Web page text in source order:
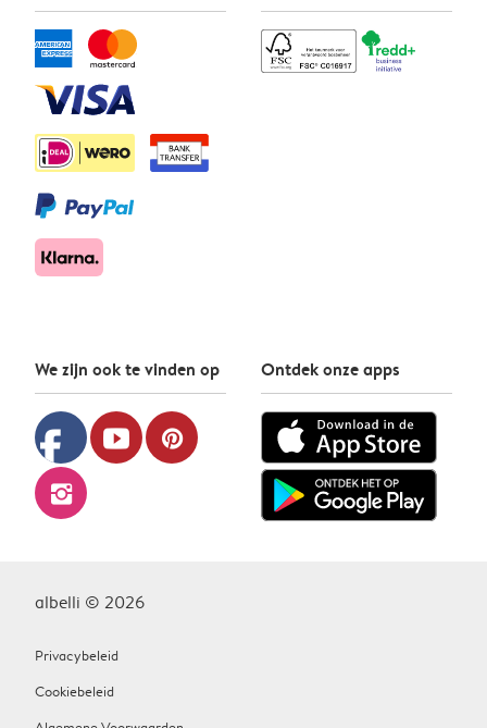
We zijn ook te vinden op
facebook youtube pinterest
instagram
Ontdek onze apps
albelli © 2026
Privacybeleid
Cookiebeleid